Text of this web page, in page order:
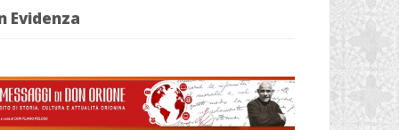
Evidenza